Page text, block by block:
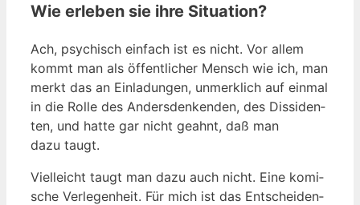
Wie erleben sie ihre Situation?
Ach, psy­chisch ein­fach ist es nicht. Vor allem
kommt man als öffent­li­cher Mensch wie ich, man
merkt das an Ein­la­dun­gen, unmerk­lich auf ein­mal
in die Rol­le des Anders­den­ken­den, des Dis­si­den­
ten, und hat­te gar nicht geahnt, daß man
dazu taugt.
Viel­leicht taugt man dazu auch nicht. Eine komi­
sche Ver­le­gen­heit. Für mich ist das Ent­schei­den­